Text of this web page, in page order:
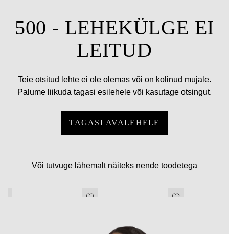
500 - LEHEKÜLGE EI
LEITUD
Teie otsitud lehte ei ole olemas või on kolinud mujale.
Palume liikuda tagasi esilehele või kasutage otsingut.
TAGASI AVALEHELE
Või tutvuge lähemalt näiteks nende toodetega